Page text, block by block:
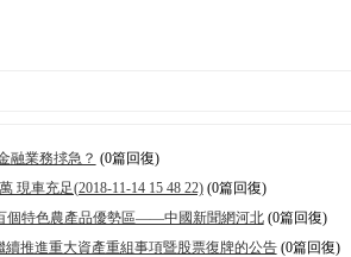
融業務捄急？ (0篇回復)
現車充足(2018-11-14 15 48 22)(0篇回復)
個特色農產品優勢區――中國新聞網河北(0篇回復)
推進重大資產重組事項暨股票復牌的公告(0篇回復)